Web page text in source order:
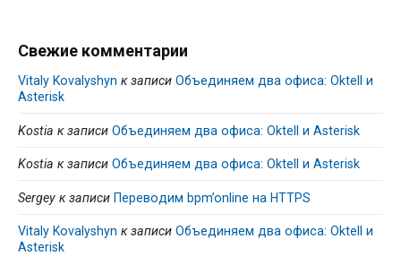
Свежие комментарии
Vitaly Kovalyshyn к записи Объединяем два офиса: Oktell и
Asterisk
Kostia к записи Объединяем два офиса: Oktell и Asterisk
Kostia к записи Объединяем два офиса: Oktell и Asterisk
Sergey к записи Переводим bpm’online на HTTPS
Vitaly Kovalyshyn к записи Объединяем два офиса: Oktell и
Asterisk